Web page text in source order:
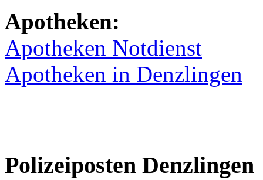
Apotheken:
Apotheken Notdienst
Apotheken in Denzlingen
Polizeiposten Denzlingen